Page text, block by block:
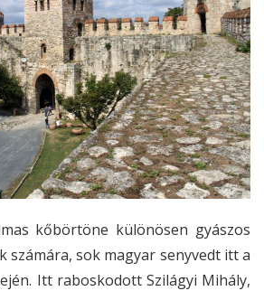
kőbörtöne különösen gyászos
számára, sok magyar senyvedt itt a
Itt raboskodott Szilágyi Mihály,